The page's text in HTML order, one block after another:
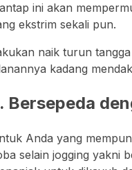
ini akan
ekstrim sekali pun.
naik turun
kadang
Bersepeda
Anda yang
selain jogging yakni